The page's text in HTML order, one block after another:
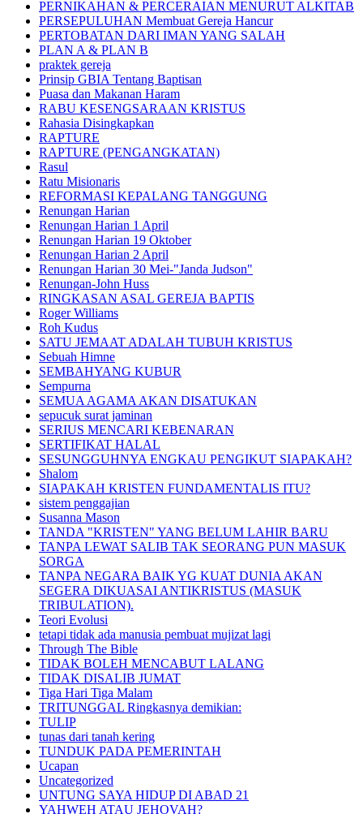
PERNIKAHAN & PERCERAIAN MENURUT ALKITAB
PERSEPULUHAN Membuat Gereja Hancur
PERTOBATAN DARI IMAN YANG SALAH
PLAN A & PLAN B
praktek gereja
Prinsip GBIA Tentang Baptisan
Puasa dan Makanan Haram
RABU KESENGSARAAN KRISTUS
Rahasia Disingkapkan
RAPTURE
RAPTURE (PENGANGKATAN)
Rasul
Ratu Misionaris
REFORMASI KEPALANG TANGGUNG
Renungan Harian
Renungan Harian 1 April
Renungan Harian 19 Oktober
Renungan Harian 2 April
Renungan Harian 30 Mei-"Janda Judson"
Renungan-John Huss
RINGKASAN ASAL GEREJA BAPTIS
Roger Williams
Roh Kudus
SATU JEMAAT ADALAH TUBUH KRISTUS
Sebuah Himne
SEMBAHYANG KUBUR
Sempurna
SEMUA AGAMA AKAN DISATUKAN
sepucuk surat jaminan
SERIUS MENCARI KEBENARAN
SERTIFIKAT HALAL
SESUNGGUHNYA ENGKAU PENGIKUT SIAPAKAH?
Shalom
SIAPAKAH KRISTEN FUNDAMENTALIS ITU?
sistem penggajian
Susanna Mason
TANDA "KRISTEN" YANG BELUM LAHIR BARU
TANPA LEWAT SALIB TAK SEORANG PUN MASUK
SORGA
TANPA NEGARA BAIK YG KUAT DUNIA AKAN
SEGERA DIKUASAI ANTIKRISTUS (MASUK
TRIBULATION).
Teori Evolusi
tetapi tidak ada manusia pembuat mujizat lagi
Through The Bible
TIDAK BOLEH MENCABUT LALANG
TIDAK DISALIB JUMAT
Tiga Hari Tiga Malam
TRITUNGGAL Ringkasnya demikian:
TULIP
tunas dari tanah kering
TUNDUK PADA PEMERINTAH
Ucapan
Uncategorized
UNTUNG SAYA HIDUP DI ABAD 21
YAHWEH ATAU JEHOVAH?